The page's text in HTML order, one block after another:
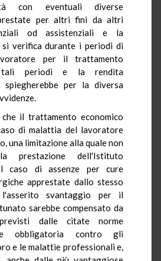
con eventuali diverse
per altri fini da altri
od assistenziali e la
si verifica durante i periodi di
per il trattamento
periodi e la rendita
per la diversa
il trattamento economico
di malattia del lavoratore
una limitazione alla quale non
prestazione dell'Istituto
caso di assenze per cure
apprestate dallo stesso
svantaggio per il
sarebbe compensato da
dalle citate norme
obbligatoria contro gli
e le malattie professionali e,